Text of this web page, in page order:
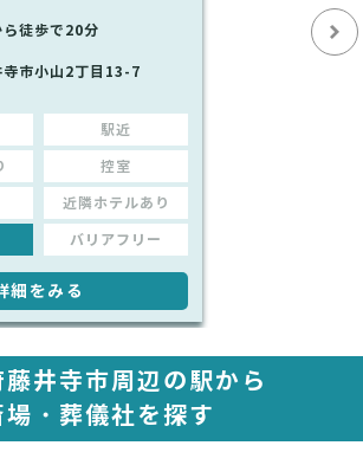
ら徒歩で20分
寺市小山2丁目13-7
駅近
控室
近隣ホテルあり
バリアフリー
細をみる
藤井寺市周辺の駅から
場・葬儀社を探す